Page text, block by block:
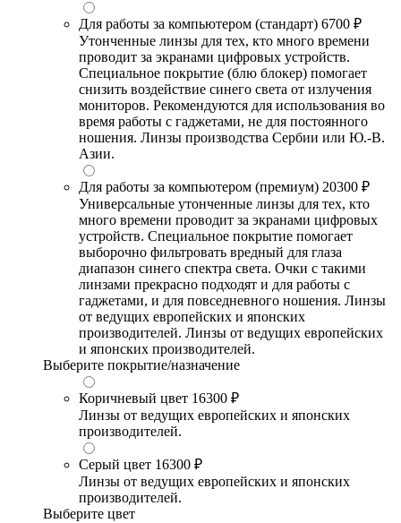
Для работы за компьютером (стандарт) 6700 ₽
Утонченные линзы для тех, кто много времени
проводит за экранами цифровых устройств.
Специальное покрытие (блю блокер) помогает
снизить воздействие синего света от излучения
мониторов. Рекомендуются для использования во
время работы с гаджетами, не для постоянного
ношения. Линзы производства Сербии или Ю.-В.
Азии.
Для работы за компьютером (премиум) 20300 ₽
Универсальные утонченные линзы для тех, кто
много времени проводит за экранами цифровых
устройств. Специальное покрытие помогает
выборочно фильтровать вредный для глаза
диапазон синего спектра света. Очки с такими
линзами прекрасно подходят и для работы с
гаджетами, и для повседневного ношения. Линзы
от ведущих европейских и японских
производителей. Линзы от ведущих европейских
и японских производителей.
Выберите покрытие/назначение
Коричневый цвет 16300 ₽
Линзы от ведущих европейских и японских
производителей.
Серый цвет 16300 ₽
Линзы от ведущих европейских и японских
производителей.
Выберите цвет